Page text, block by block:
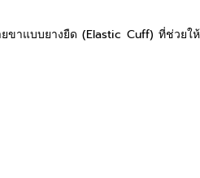
าแบบยางยืด (Elastic Cuff) ที่ช่วย